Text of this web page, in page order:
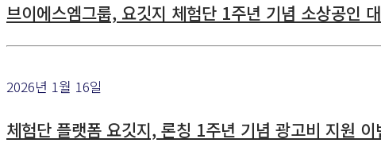
브이에스엠그룹, 요깃지 체험단 1주년 기념 소상공인
2026년 1월 16일
체험단 플랫폼 요깃지, 론칭 1주년 기념 광고비 지원 이